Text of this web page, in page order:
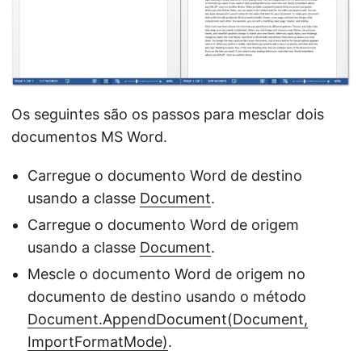
Os seguintes são os passos para mesclar dois
documentos MS Word.
Carregue o documento Word de destino
usando a classe Document.
Carregue o documento Word de origem
usando a classe Document.
Mescle o documento Word de origem no
documento de destino usando o método
Document.AppendDocument(Document,
ImportFormatMode).